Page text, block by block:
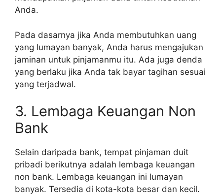
Anda.
Pada dasarnya jika Anda membutuhkan uang
yang lumayan banyak, Anda harus mengajukan
jaminan untuk pinjamanmu itu. Ada juga denda
yang berlaku jika Anda tak bayar tagihan sesuai
yang terjadwal.
3. Lembaga Keuangan Non
Bank
Selain daripada bank, tempat pinjaman duit
pribadi berikutnya adalah lembaga keuangan
non bank. Lembaga keuangan ini lumayan
banyak. Tersedia di kota-kota besar dan kecil.